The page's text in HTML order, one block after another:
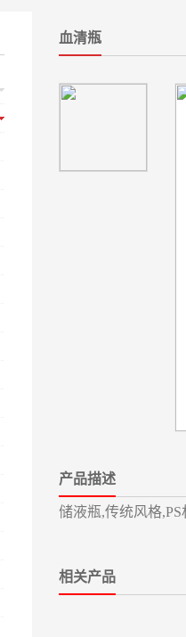
血清瓶
产品描述
储液瓶,传统风格,PS
相关产品